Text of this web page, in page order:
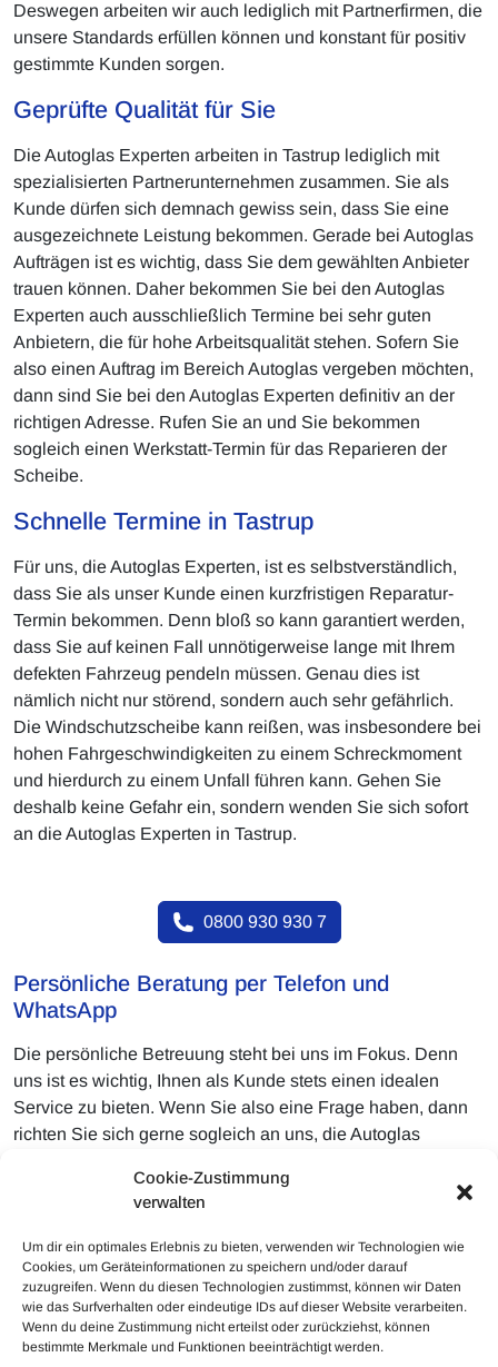
Cookie-Zustimmung
verwalten
Um dir ein optimales Erlebnis zu bieten, verwenden wir Technologien wie
Cookies, um Geräteinformationen zu speichern und/oder darauf
zuzugreifen. Wenn du diesen Technologien zustimmst, können wir Daten
wie das Surfverhalten oder eindeutige IDs auf dieser Website verarbeiten.
Wenn du deine Zustimmung nicht erteilst oder zurückziehst, können
bestimmte Merkmale und Funktionen beeinträchtigt werden.
Deswegen arbeiten wir auch lediglich mit Partnerfirmen, die
unsere Standards erfüllen können und konstant für positiv
gestimmte Kunden sorgen.
Geprüfte Qualität für Sie
Die Autoglas Experten arbeiten in Tastrup lediglich mit
spezialisierten Partnerunternehmen zusammen. Sie als
Kunde dürfen sich demnach gewiss sein, dass Sie eine
ausgezeichnete Leistung bekommen. Gerade bei Autoglas
Aufträgen ist es wichtig, dass Sie dem gewählten Anbieter
trauen können. Daher bekommen Sie bei den Autoglas
Experten auch ausschließlich Termine bei sehr guten
Anbietern, die für hohe Arbeitsqualität stehen. Sofern Sie
also einen Auftrag im Bereich Autoglas vergeben möchten,
dann sind Sie bei den Autoglas Experten definitiv an der
richtigen Adresse. Rufen Sie an und Sie bekommen
sogleich einen Werkstatt-Termin für das Reparieren der
Scheibe.
Schnelle Termine in Tastrup
Für uns, die Autoglas Experten, ist es selbstverständlich,
dass Sie als unser Kunde einen kurzfristigen Reparatur-
Termin bekommen. Denn bloß so kann garantiert werden,
dass Sie auf keinen Fall unnötigerweise lange mit Ihrem
defekten Fahrzeug pendeln müssen. Genau dies ist
nämlich nicht nur störend, sondern auch sehr gefährlich.
Die Windschutzscheibe kann reißen, was insbesondere bei
hohen Fahrgeschwindigkeiten zu einem Schreckmoment
und hierdurch zu einem Unfall führen kann. Gehen Sie
deshalb keine Gefahr ein, sondern wenden Sie sich sofort
an die Autoglas Experten in Tastrup.
0800 930 930 7
Persönliche Beratung per Telefon und
WhatsApp
Die persönliche Betreuung steht bei uns im Fokus. Denn
uns ist es wichtig, Ihnen als Kunde stets einen idealen
Service zu bieten. Wenn Sie also eine Frage haben, dann
richten Sie sich gerne sogleich an uns, die Autoglas
Ausgesprochen gerne dürfen Sie uns ebenfalls Photos der
Beschädigung senden, damit wir Ihnen unmittelbar eine
ganz persönliche Beurteilung hierzu abgeben.